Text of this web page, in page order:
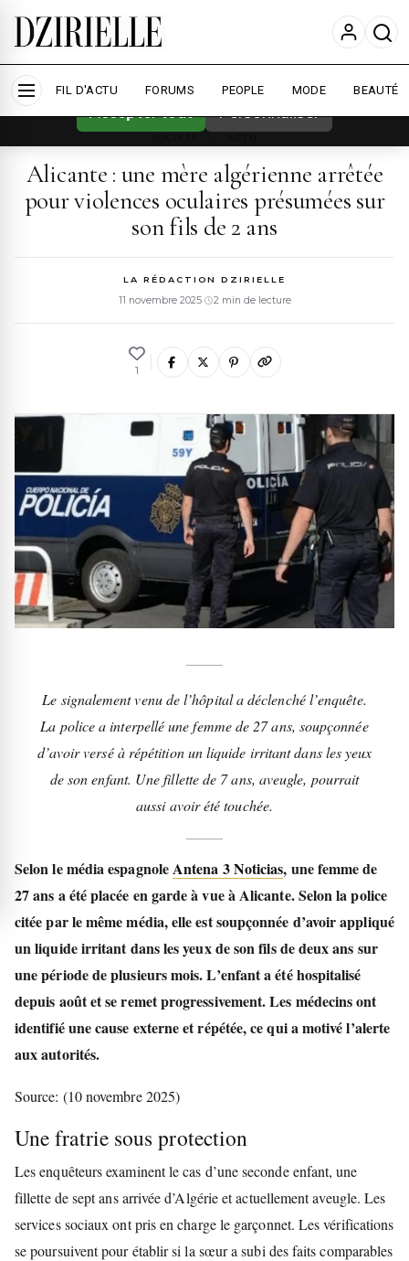
Nous utilisons des cookies pour améliorer
votre expérience et mesurer l'audience. En
Accepter tout Personnaliser
FIL D'ACTU FORUMS PEOPLE MODE BEAUTÉ
Alicante : une mère algérienne arrêtée
pour violences oculaires présumées sur
son fils de 2 ans
LA RÉDACTION DZIRIELLE
11 novembre 2025· 2 min de lecture
1
Le signalement venu de l’hôpital a déclenché l’enquête.
La police a interpellé une femme de 27 ans, soupçonnée
d’avoir versé à répétition un liquide irritant dans les yeux
de son enfant. Une fillette de 7 ans, aveugle, pourrait
aussi avoir été touchée.
Selon le média espagnoleAntena 3 Noticias, une femme de
27 ans a été placée en garde à vue à Alicante. Selon la police
citée par le même média, elle est soupçonnée d’avoir appliqué
un liquide irritant dans les yeux de son fils de deux ans sur
une période de plusieurs mois. L’enfant a été hospitalisé
depuis août et se remet progressivement. Les médecins ont
identifié une cause externe et répétée, ce qui a motivé l’alerte
aux autorités.
Source: (10 novembre 2025)
Une fratrie sous protection
Les enquêteurs examinent le cas d’une seconde enfant, une
fillette de sept ans arrivée d’Algérie et actuellement aveugle. Les
services sociaux ont pris en charge le garçonnet. Les vérifications
se poursuivent pour établir si la sœur a subi des faits comparables